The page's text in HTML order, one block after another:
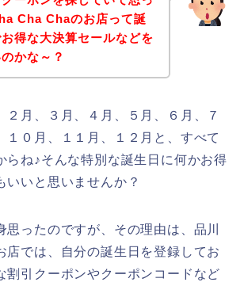
Cha Chaのお店って誕
得な大決算セールなどを
かな～？
２月、３月、４月、５月、６月、７
１０月、１１月、１２月と、すべて
らね♪そんな特別な誕生日に何かお得
いいと思いませんか？
思ったのですが、その理由は、品川
店では、自分の誕生日を登録してお
割引クーポンやクーポンコードなど